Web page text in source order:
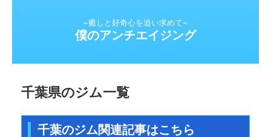
~癒しと好奇心を追い求めて~
僕のアンチエイジング
千葉県のジム一覧
千葉のジム関連記事はこちら